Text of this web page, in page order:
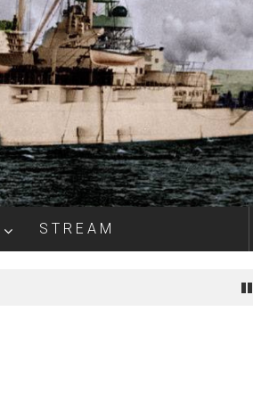
S T R E A M